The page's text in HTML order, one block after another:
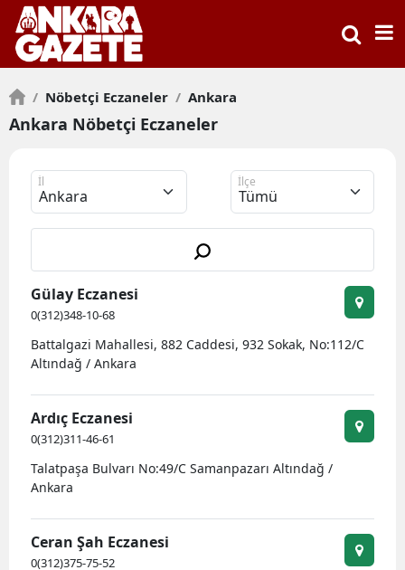
/ Nöbetçi Eczaneler / Ankara
Ankara Nöbetçi Eczaneler
İl İlçe
Gülay Eczanesi
0(312)348-10-68
Battalgazi Mahallesi, 882 Caddesi, 932 Sokak, No:112/C
Altındağ / Ankara
Ardıç Eczanesi
0(312)311-46-61
Talatpaşa Bulvarı No:49/C Samanpazarı Altındağ /
Ankara
Ceran Şah Eczanesi
0(312)375-75-52